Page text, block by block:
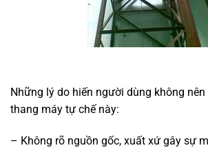
Những lý do hiến người dùng không
thang máy tự chế này:
– Không rõ nguồn gốc, xuất xứ gây sự